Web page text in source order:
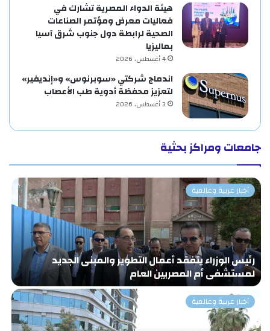
هيئة الدواء المصرية تشارك في
فعاليات معرض ومؤتمر الصناعات
الصحية لرابطة دول جنوب شرق آسيا
بماليزيا
4 أغسطس، 2026
اندماج شركتي «سوبرنوس» و«إنديفير»
لتعزيز محفظة أدوية طب الأعصاب
3 أغسطس، 2026
جامعات ومراكز بحثية
أخبار عربية وعالمية
رئيس الوزراء يتفقد أعمال التطوير والمبنى الجديد
لمستشفى أم المصريين العام
أخبار عربية وعالمية